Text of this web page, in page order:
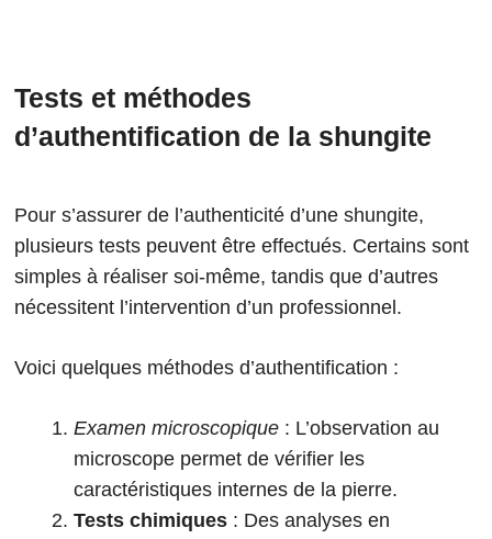
Tests et méthodes
d’authentification de la shungite
Pour s’assurer de l’authenticité d’une shungite,
plusieurs tests peuvent être effectués. Certains sont
simples à réaliser soi-même, tandis que d’autres
nécessitent l’intervention d’un professionnel.
Voici quelques méthodes d’authentification :
Examen microscopique : L’observation au
microscope permet de vérifier les
caractéristiques internes de la pierre.
Tests chimiques : Des analyses en